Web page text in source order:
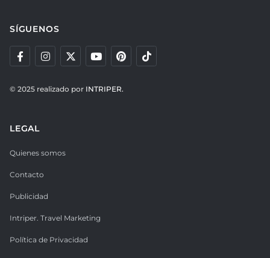
SÍGUENOS
© 2025 realizado por INTRIPER.
LEGAL
Quienes somos
Contacto
Publicidad
Intriper. Travel Marketing
Política de Privacidad